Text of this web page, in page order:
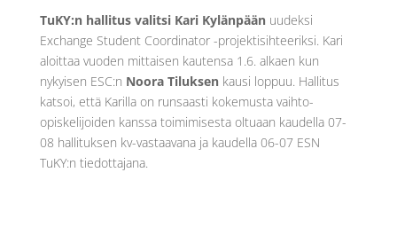
TuKY:n hallitus valitsi Kari Kylänpäänuudeksi
Exchange Student Coordinator -projektisihteeriksi. Kari
aloittaa vuoden mittaisen kautensa 1.6. alkaen kun
nykyisen ESC:n Noora Tiluksenkausi loppuu. Hallitus
katsoi, että Karilla on runsaasti kokemusta vaihto-
opiskelijoiden kanssa toimimisesta oltuaan kaudella 07-
08 hallituksen kv-vastaavana ja kaudella 06-07 ESN
TuKY:n tiedottajana.